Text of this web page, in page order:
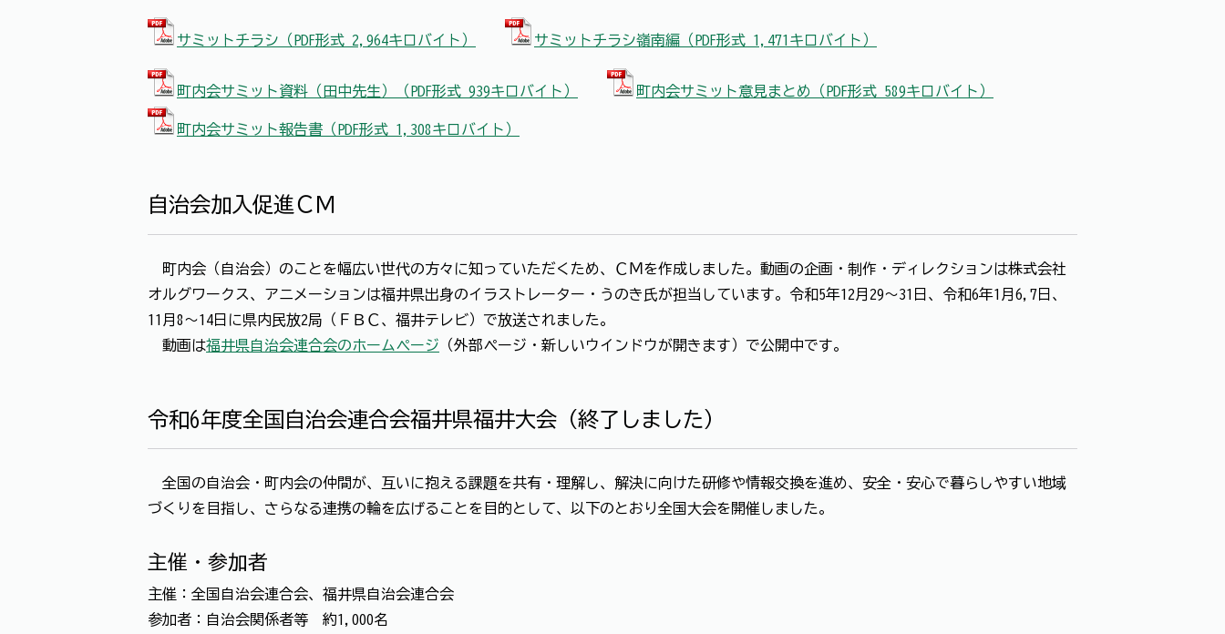
サミットチラシ（PDF形式 2,964キロバイト） サミットチラシ嶺南編（PDF形式 1,471キロバイト）
町内会サミット資料（田中先生）（PDF形式 939キロバイト） 町内会サミット意見まとめ（PDF形式 589キロバイト）
町内会サミット報告書（PDF形式 1,308キロバイト）
自治会加入促進ＣＭ
町内会（自治会）のことを幅広い世代の方々に知っていただくため、ＣＭを作成しました。動画の企画・制作・ディレクションは株式会社
オルグワークス、アニメーションは福井県出身のイラストレーター・うのき氏が担当しています。令和5年12月29～31日、令和6年1月6,7日、
11月8～14日に県内民放2局（ＦＢＣ、福井テレビ）で放送されました。
動画は福井県自治会連合会のホームページ （外部ページ・新しいウインドウが開きます）で公開中です。
令和6年度全国自治会連合会福井県福井大会（終了しました）
全国の自治会・町内会の仲間が、互いに抱える課題を共有・理解し、解決に向けた研修や情報交換を進め、安全・安心で暮らしやすい地域
づくりを目指し、さらなる連携の輪を広げることを目的として、以下のとおり全国大会を開催しました。
主催・参加者
主催：全国自治会連合会、福井県自治会連合会
参加者：自治会関係者等 約1,000名